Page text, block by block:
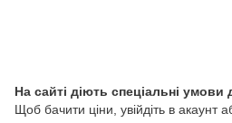
На сайті діють спеціальні умови
Щоб бачити ціни, увійдіть в акаунт